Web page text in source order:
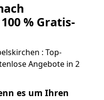
% Gratis-
: Top-
Angebote in 2
es um Ihren